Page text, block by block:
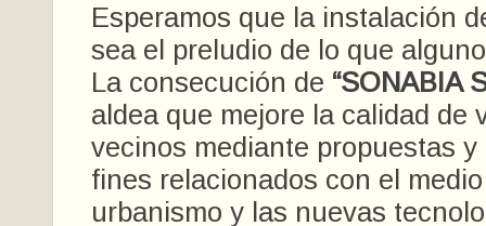
Esperamos que la instalación
sea el preludio de lo que
La consecución de “SONABIA
aldea que mejore la calidad de
vecinos mediante propuestas
fines relacionados con el
urbanismo y las nuevas